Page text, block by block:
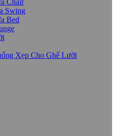
Chair
Swing
Bed
Xẹp Cho Ghế Lười